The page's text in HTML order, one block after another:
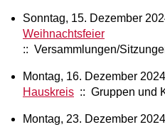
Sonntag, 15. Dezember
Weihnachtsfeier
:: Versammlungen/
Montag, 16. Dezember
Hauskreis :: Gruppen und
Montag, 23. Dezember